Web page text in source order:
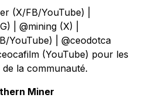
(X/FB/YouTube) |
| @mining (X) |
YouTube) | @ceodotca
(YouTube) pour les
la communauté.
Miner